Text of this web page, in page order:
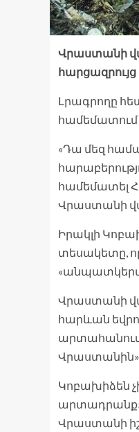
Վրաստանի
հարցազրույց
Լրագրողը
համեմատում
«Դա մեզ
համեմատել
Վրաստանի
Իրակլի
տեսակետը,
Վրաստանի
հարևան
արտահանում
Կոբախիձեն
արտադրանք»
Վրաստանի